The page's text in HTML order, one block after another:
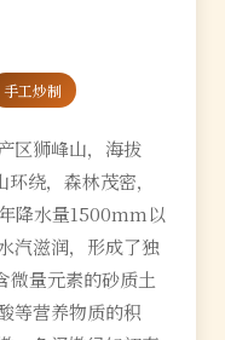
手工炒制
区狮峰山，海拔
绕，森林茂密，
降水量1500mm以
汽滋润，形成了独
微量元素的砂质土
等营养物质的积